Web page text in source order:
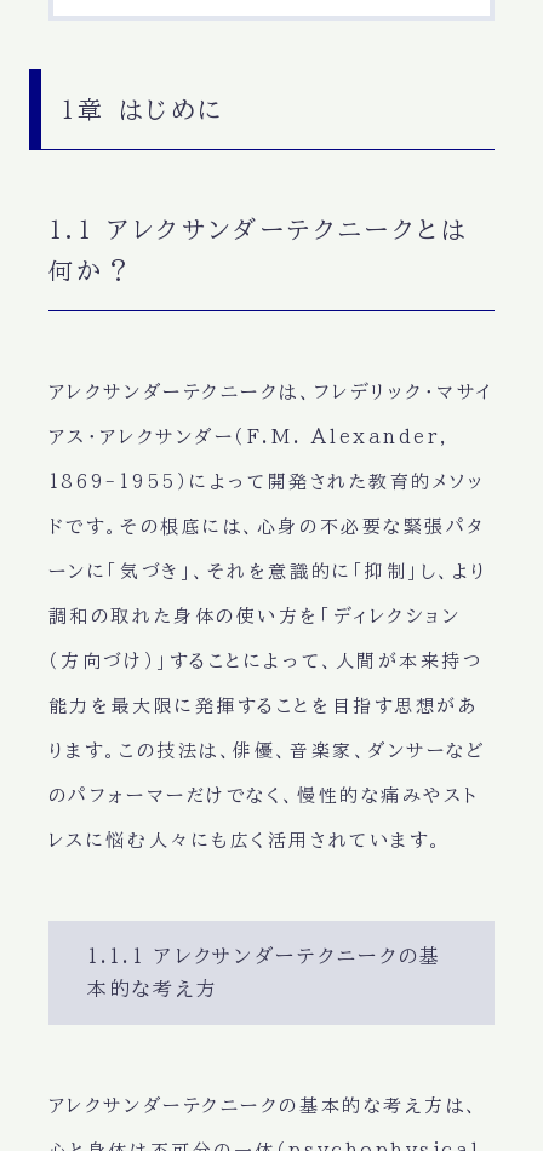
1章 はじめに
1.1 アレクサンダーテクニークとは
何か？
アレクサンダーテクニークは、フレデリック・マサイ
アス・アレクサンダー（F.M. Alexander,
1869-1955）によって開発された教育的メソッ
ドです。その根底には、心身の不必要な緊張パタ
ーンに「気づき」、それを意識的に「抑制」し、より
調和の取れた身体の使い方を「ディレクション
（方向づけ）」することによって、人間が本来持つ
能力を最大限に発揮することを目指す思想があ
ります。この技法は、俳優、音楽家、ダンサーなど
のパフォーマーだけでなく、慢性的な痛みやスト
レスに悩む人々にも広く活用されています。
1.1.1 アレクサンダーテクニークの基
本的な考え方
アレクサンダーテクニークの基本的な考え方は、